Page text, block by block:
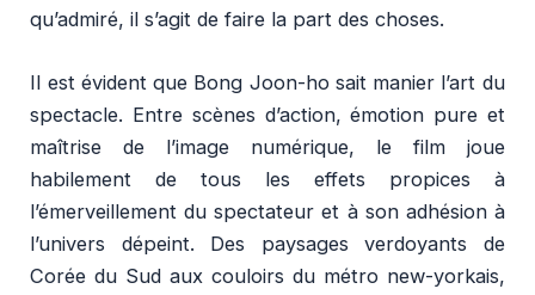
qu’admiré, il s’agit de faire la part des choses.
Il est évident que Bong Joon-ho sait manier l’art du
spectacle. Entre scènes d’action, émotion pure et
maîtrise de l’image numérique, le film joue
habilement de tous les effets propices à
l’émerveillement du spectateur et à son adhésion à
l’univers dépeint. Des paysages verdoyants de
Corée du Sud aux couloirs du métro new-yorkais,